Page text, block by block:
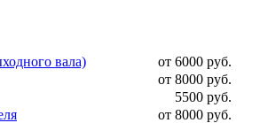
вала)
от 6000 руб.
от 8000 руб.
5500 руб.
от 8000 руб.